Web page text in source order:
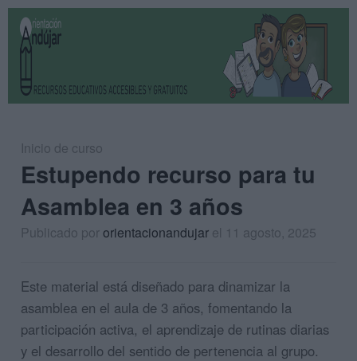
Inicio de curso
Estupendo recurso para tu
Asamblea en 3 años
Publicado pororientacionandujar el 11 agosto, 2025
Este material está diseñado para dinamizar la
asamblea en el aula de 3 años, fomentando la
participación activa, el aprendizaje de rutinas diarias
y el desarrollo del sentido de pertenencia al grupo.